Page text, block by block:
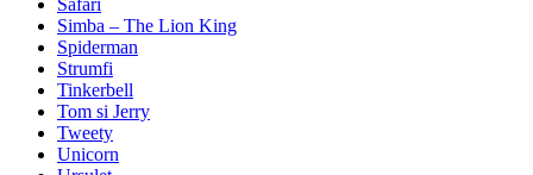
Safari
Simba – The Lion King
Spiderman
Strumfi
Tinkerbell
Tom si Jerry
Tweety
Unicorn